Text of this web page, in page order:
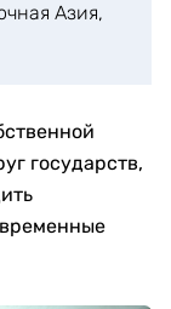
Азия,
государств,